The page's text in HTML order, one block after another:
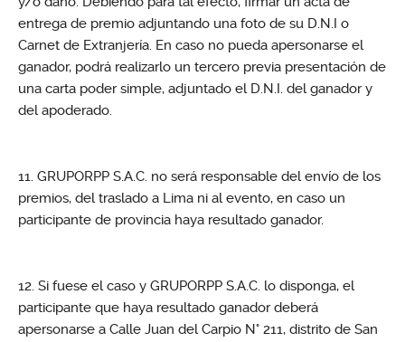
entrega de premio adjuntando una foto de su D.N.I o
Carnet de Extranjería. En caso no pueda apersonarse el
ganador, podrá realizarlo un tercero previa presentación de
una carta poder simple, adjuntado el D.N.I. del ganador y
del apoderado.
GRUPORPP S.A.C. no será responsable del envío de los
premios, del traslado a Lima ni al evento, en caso un
participante de provincia haya resultado ganador.
Si fuese el caso y GRUPORPP S.A.C. lo disponga, el
participante que haya resultado ganador deberá
apersonarse a Calle Juan del Carpio N° 211, distrito de San